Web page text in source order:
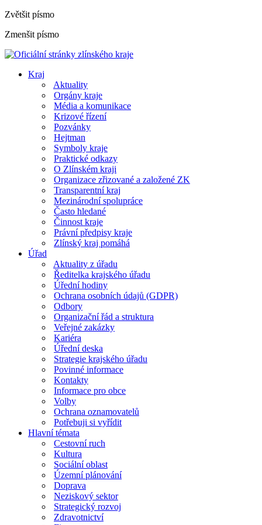
Zvětšit písmo
Zmenšit písmo
Kraj
Aktuality
Orgány kraje
Média a komunikace
Krizové řízení
Pozvánky
Hejtman
Symboly kraje
Praktické odkazy
O Zlínském kraji
Organizace zřizované a založené ZK
Transparentní kraj
Mezinárodní spolupráce
Často hledané
Činnost kraje
Právní předpisy kraje
Zlínský kraj pomáhá
Úřad
Aktuality z úřadu
Ředitelka krajského úřadu
Úřední hodiny
Ochrana osobních údajů (GDPR)
Odbory
Organizační řád a struktura
Veřejné zakázky
Kariéra
Úřední deska
Strategie krajského úřadu
Povinné informace
Kontakty
Informace pro obce
Volby
Ochrana oznamovatelů
Potřebuji si vyřídit
Hlavní témata
Cestovní ruch
Kultura
Sociální oblast
Územní plánování
Doprava
Neziskový sektor
Strategický rozvoj
Zdravotnictví